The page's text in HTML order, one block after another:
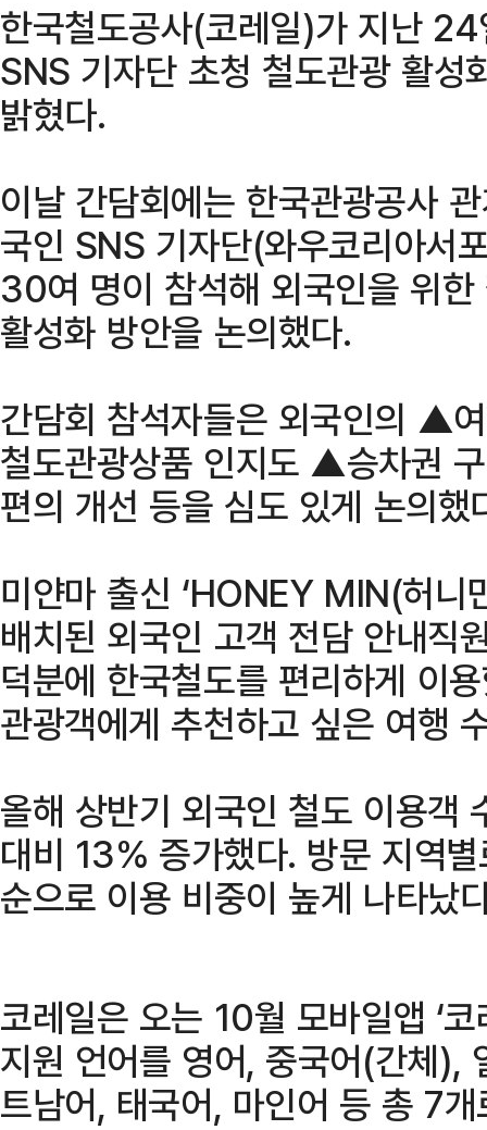
한국철도공사(코레일)가 지난
SNS 기자단 초청 철도관광 활성
밝혔다.
이날 간담회에는 한국관광공사
국인 SNS 기자단(와우코리아서
30여 명이 참석해 외국인을 위
활성화 방안을 논의했다.
간담회 참석자들은 외국인의 ▲
철도관광상품 인지도 ▲승차권
편의 개선 등을 심도 있게 논의했
미얀마 출신 ‘HONEY MIN(허니
배치된 외국인 고객 전담 안내직
덕분에 한국철도를 편리하게 이
관광객에게 추천하고 싶은 여행
올해 상반기 외국인 철도 이용객
대비 13% 증가했다. 방문 지역
순으로 이용 비중이 높게 나타났
코레일은 오는 10월 모바일앱 ‘
지원 언어를 영어, 중국어(간체),
트남어, 태국어, 마인어 등 총 7